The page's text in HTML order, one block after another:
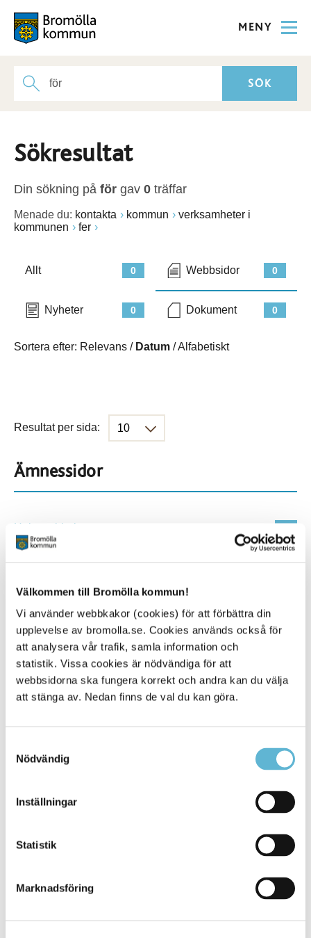
Välkommen till Bromölla kommun!
Vi använder webbkakor (cookies) för att förbättra din
upplevelse av bromolla.se. Cookies används också för
att analysera vår trafik, samla information och
statistik. Vissa cookies är nödvändiga för att
webbsidorna ska fungera korrekt och andra kan du välja
att stänga av. Nedan finns de val du kan göra.
Nödvändig
Inställningar
Statistik
Marknadsföring
MENY
Sökresultat
Din sökning på för gav 0 träffar
Menade du: kontakta kommun
verksamheter i
kommunen
fer
0
Allt 0
Webbsidor
0
Nyheter 0
Dokument
Sortera efter: Relevans / Datum /Alfabetiskt
Resultat per sida:
Ämnessidor
Hela webbplatsen
1645
Alla platser
KONTAKT
Besöksadress
Box 18, 295 21 Bromölla